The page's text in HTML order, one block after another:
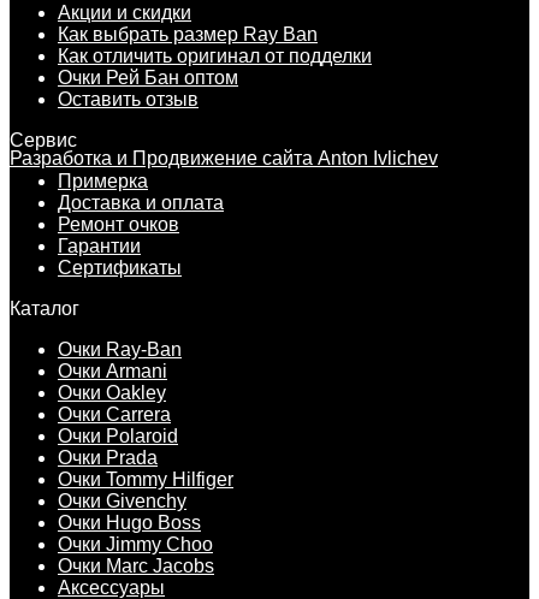
Акции и скидки
Как выбрать размер Ray Ban
Как отличить оригинал от подделки
Очки Рей Бан оптом
Оставить отзыв
Разработка и Продвижение сайта Anton Ivlichev
Сервис
Примерка
Доставка и оплата
Ремонт очков
Гарантии
Сертификаты
Каталог
Очки Ray-Ban
Очки Armani
Очки Oakley
Очки Carrera
Очки Polaroid
Очки Prada
Очки Tommy Hilfiger
Очки Givenchy
Очки Hugo Boss
Очки Jimmy Choo
Очки Marc Jacobs
Аксессуары